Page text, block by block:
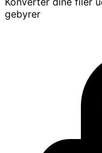
gebyrer